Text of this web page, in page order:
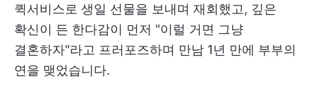
퀵서비스로 생일 선물을 보내며 재회했고, 깊은
확신이 든 한다감이 먼저 "이럴 거면 그냥
결혼하자"라고 프러포즈하며 만남 1년 만에 부부의
연을 맺었습니다.